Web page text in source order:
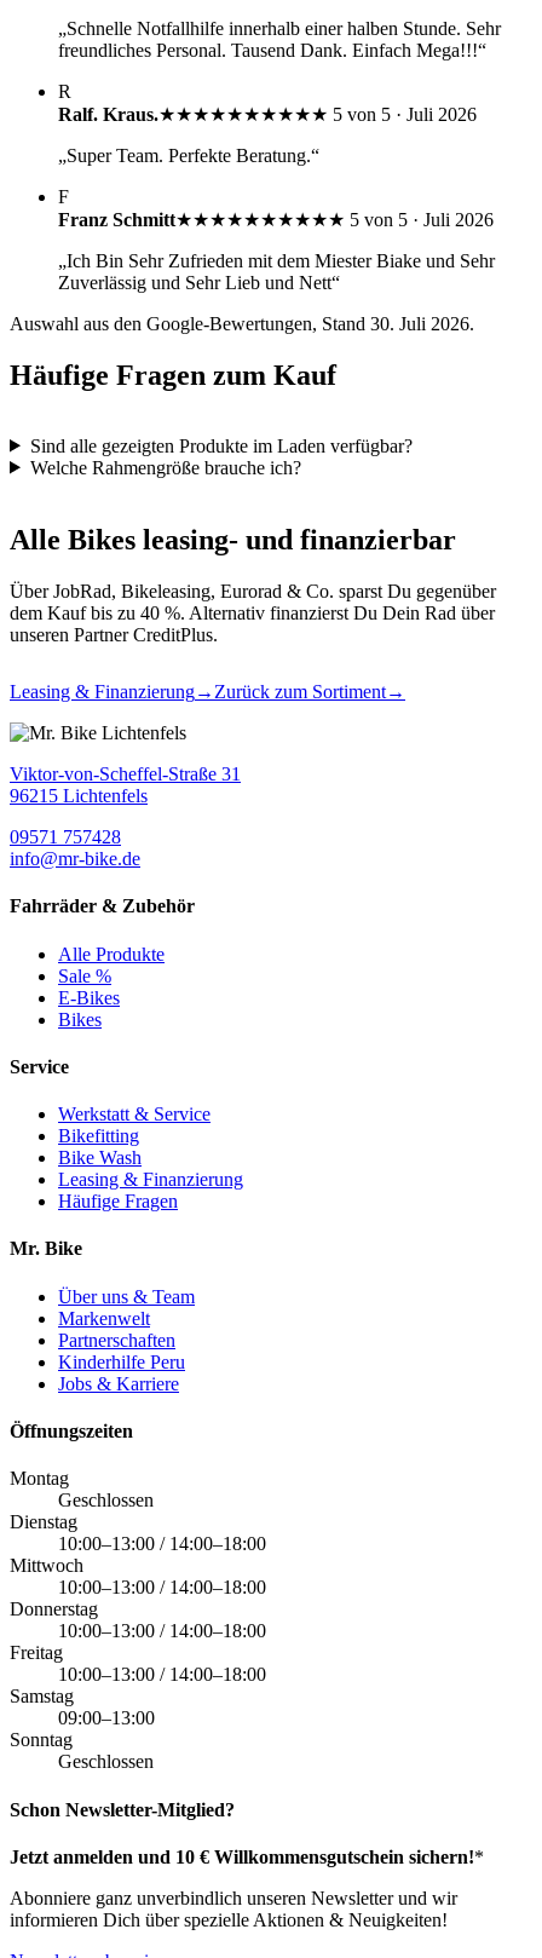
„Schnelle Notfallhilfe innerhalb einer halben Stunde. Sehr
freundliches Personal. Tausend Dank. Einfach Mega!!!“
R
Ralf. Kraus.★★★★★★★★★★ 5 von 5 · Juli 2026
„Super Team. Perfekte Beratung.“
F
Franz Schmitt★★★★★★★★★★ 5 von 5 · Juli 2026
„Ich Bin Sehr Zufrieden mit dem Miester Biake und Sehr
Zuverlässig und Sehr Lieb und Nett“
Auswahl aus den Google-Bewertungen, Stand 30. Juli 2026.
Häufige Fragen zum Kauf
Sind alle gezeigten Produkte im Laden verfügbar?
Welche Rahmengröße brauche ich?
Alle Bikes leasing- und finanzierbar
Über JobRad, Bikeleasing, Eurorad & Co. sparst Du gegenüber
dem Kauf bis zu 40 %. Alternativ finanzierst Du Dein Rad über
unseren Partner CreditPlus.
Leasing & Finanzierung→ Zurück zum Sortiment→
Viktor-von-Scheffel-Straße 31
96215 Lichtenfels
09571 757428
info@mr-bike.de
Fahrräder & Zubehör
Alle Produkte
Sale %
E-Bikes
Bikes
Service
Werkstatt & Service
Bikefitting
Bike Wash
Leasing & Finanzierung
Häufige Fragen
Mr. Bike
Über uns & Team
Markenwelt
Partnerschaften
Kinderhilfe Peru
Jobs & Karriere
Öffnungszeiten
Montag
Geschlossen
Dienstag
10:00–13:00 / 14:00–18:00
Mittwoch
10:00–13:00 / 14:00–18:00
Donnerstag
10:00–13:00 / 14:00–18:00
Freitag
10:00–13:00 / 14:00–18:00
Samstag
09:00–13:00
Sonntag
Geschlossen
Schon Newsletter-Mitglied?
Jetzt anmelden und 10 € Willkommensgutschein sichern!*
Abonniere ganz unverbindlich unseren Newsletter und wir
informieren Dich über spezielle Aktionen & Neuigkeiten!